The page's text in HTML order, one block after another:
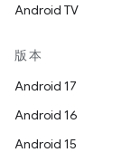
Android TV
版本
Android 17
Android 16
Android 15